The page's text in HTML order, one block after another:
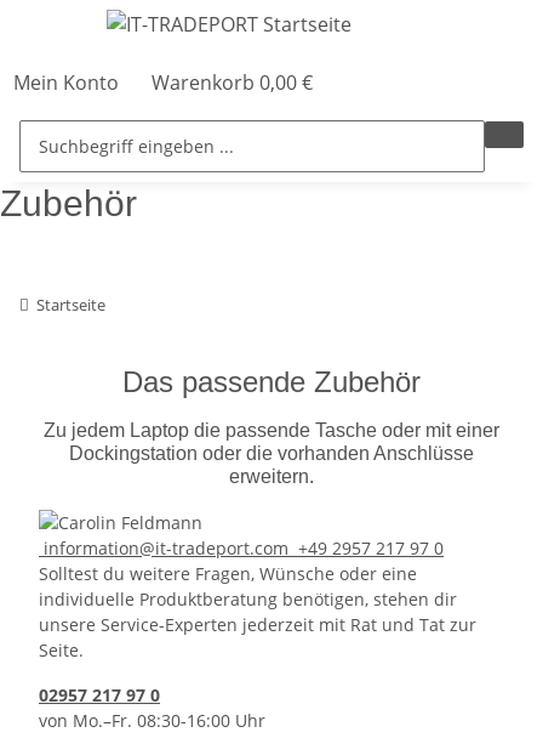
Mein Konto Warenkorb 0,00 €
Zubehör
Startseite
Das passende Zubehör
Zu jedem Laptop die passende Tasche oder mit einer
Dockingstation oder die vorhanden Anschlüsse
erweitern.
information@it-tradeport.com +49 2957 217 97 0
Solltest du weitere Fragen, Wünsche oder eine
individuelle Produktberatung benötigen, stehen dir
unsere Service-Experten jederzeit mit Rat und Tat zur
Seite.
02957 217 97 0
von Mo.–Fr. 08:30-16:00 Uhr